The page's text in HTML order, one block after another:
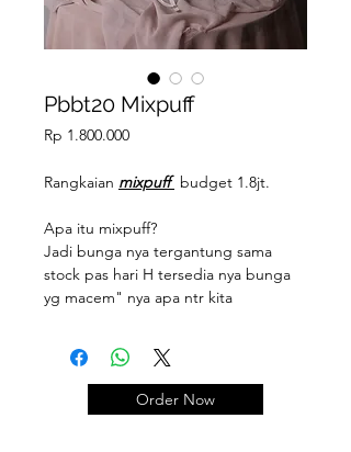
Pbbt20 Mixpuff
Rp 1.800.000Price
Rangkaian mixpuff budget 1.8jt.
Apa itu mixpuff?
Jadi bunga nya tergantung sama
stock pas hari H tersedia nya bunga
yg macem" nya apa ntr kita
mix: import & lokal.
Belum tentu sama persis spt foto
contoh yaa, kalian cukup pilih tone
warna bunga dan wrappingnya saja,
Order Now